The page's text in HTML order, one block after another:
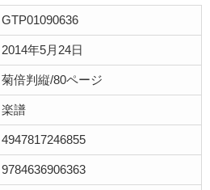
GTP01090636
2014年5月24日
菊倍判縦/80ページ
楽譜
4947817246855
9784636906363